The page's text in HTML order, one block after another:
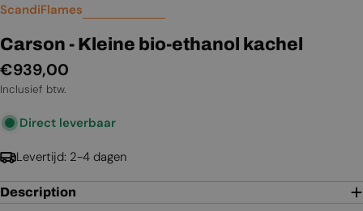
ScandiFlames
Carson - Kleine bio-ethanol kachel
Normale
prijs
€939,00
Inclusief btw.
Direct leverbaar
Levertijd: 2-4 dagen
Description